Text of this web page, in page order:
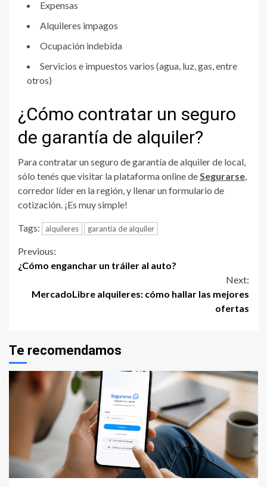
Expensas
Alquileres impagos
Ocupación indebida
Servicios e impuestos varios (agua, luz, gas, entre
otros)
¿Cómo contratar un seguro
de garantía de alquiler?
Para contratar un seguro de garantía de alquiler de local,
sólo tenés que visitar la plataforma online deSegurarse,
corredor líder en la región, y llenar un formulario de
cotización. ¡Es muy simple!
Tags: alquileres garantía de alquiler
Continue
Previous:
¿Cómo enganchar un tráiler al auto?
Next:
MercadoLibre alquileres: cómo hallar las mejores
ofertas
Te recomendamos